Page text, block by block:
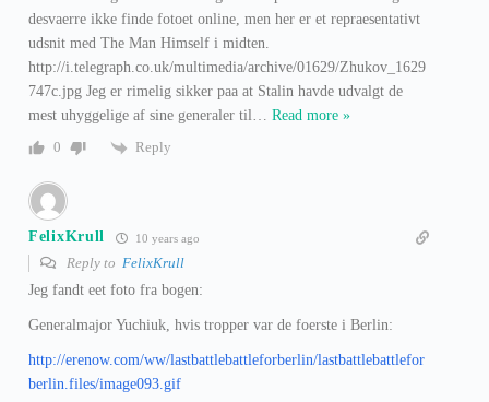
desvaerre ikke finde fotoet online, men her er et repraesentativt
udsnit med The Man Himself i midten.
http://i.telegraph.co.uk/multimedia/archive/01629/Zhukov_1629
747c.jpg Jeg er rimelig sikker paa at Stalin havde udvalgt de
mest uhyggelige af sine generaler til
Read more »
0
Reply
FelixKrull 10 years ago
Reply to FelixKrull
Jeg fandt eet foto fra bogen:
Generalmajor Yuchiuk, hvis tropper var de foerste i Berlin:
http://erenow.com/ww/lastbattlebattleforberlin/lastbattlebattlefor
berlin.files/image093.gif